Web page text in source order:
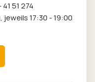
41 51 274
17:30 - 19:00